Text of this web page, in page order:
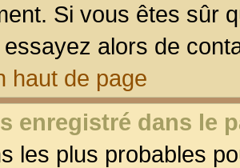
Si vous êtes sûr
alors de
haut de page
enregistré dans le
les plus probables